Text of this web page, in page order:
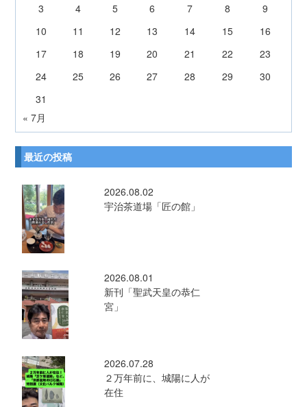
3
4 5 6 7 8
9
10
11 12 13 14 15
16
17
18 19 20 21 22
23
24
25 26 27 28 29
30
31
« 7月
最近の投稿
2026.08.02
宇治茶道場「匠の館」
2026.08.01
新刊「聖武天皇の恭仁
宮」
2026.07.28
２万年前に、城陽に人が
在住